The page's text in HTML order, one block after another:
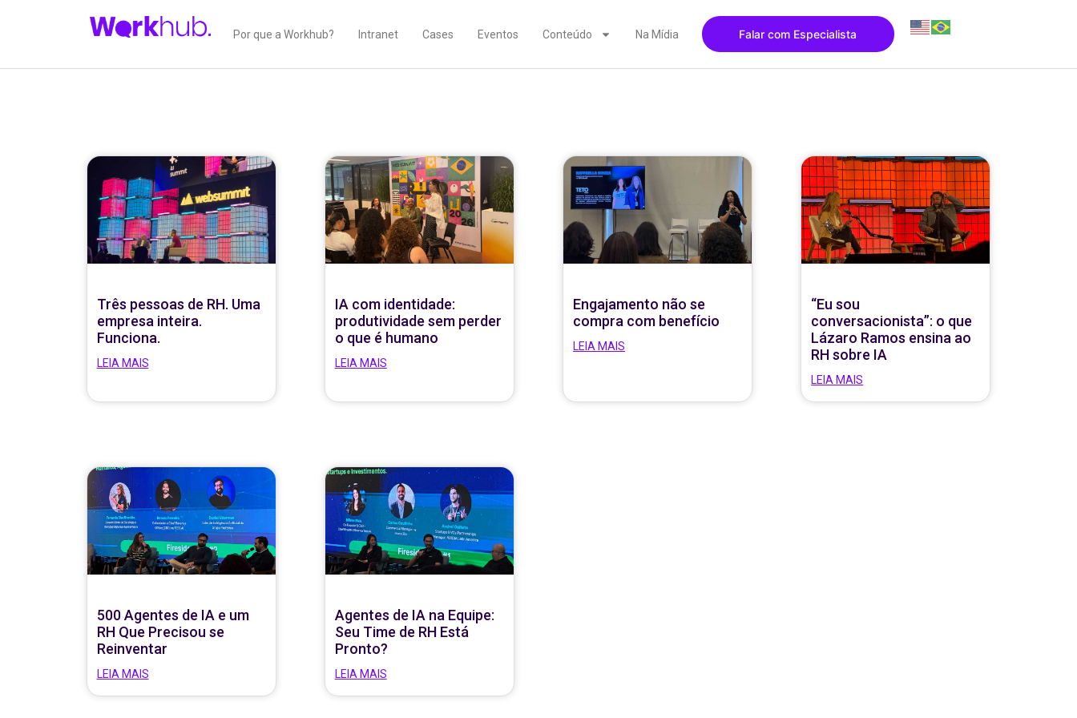
Por que a Workhub? Intranet Cases Eventos Conteúdo Na Mídia Falar com Especialista
Três pessoas de RH. Uma
empresa inteira.
Funciona.
LEIA MAIS
IA com identidade:
produtividade sem perder
o que é humano
LEIA MAIS
Engajamento não se
compra com benefício
LEIA MAIS
“Eu sou
conversacionista”: o que
Lázaro Ramos ensina ao
RH sobre IA
LEIA MAIS
500 Agentes de IA e um
RH Que Precisou se
Reinventar
LEIA MAIS
Agentes de IA na Equipe:
Seu Time de RH Está
Pronto?
LEIA MAIS